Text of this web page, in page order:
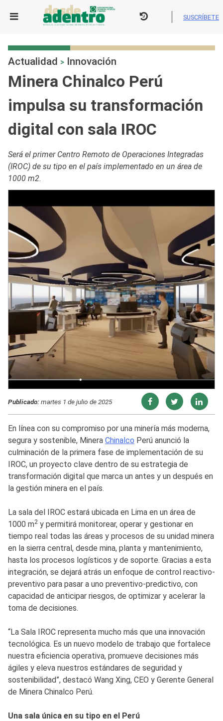
SUSCRÍBETE
Actualidad > Innovación
Minera Chinalco Perú
impulsa su transformación
digital con sala IROC
Será el primer Centro Remoto de Operaciones Integradas
(IROC) de su tipo en el país implementado en un área de
1000 m2.
Publicado:martes 1 de julio de 2025
En línea con su compromiso por una minería más moderna,
segura y sostenible, Minera Chinalco Perú anunció la
culminación de la primera fase de implementación de su
IROC, un proyecto clave dentro de su estrategia de
transformación digital que marca un antes y un después en
la gestión minera en el país.
La sala del IROC estará ubicada en Lima en un área de
1000 m2 y permitirá monitorear, operar y gestionar en
tiempo real todas las áreas y procesos de su unidad minera
en la sierra central, desde mina, planta y mantenimiento,
hasta los procesos logísticos y de soporte. Gracias a esta
integración, se dejará atrás un enfoque de control reactivo-
preventivo para pasar a uno preventivo-predictivo, con
capacidad de anticipar riesgos, de optimizar y acelerar la
toma de decisiones.
“La Sala IROC representa mucho más que una innovación
tecnológica. Es un nuevo modelo de trabajo que fortalece
nuestra eficiencia operativa, promueve decisiones más
ágiles y eleva nuestros estándares de seguridad y
sostenibilidad”, destacó Wang Xing, CEO y Gerente General
de Minera Chinalco Perú.
Una sala única en su tipo en el Perú